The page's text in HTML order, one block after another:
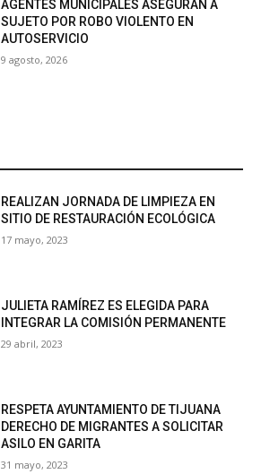
AGENTES MUNICIPALES ASEGURAN A
SUJETO POR ROBO VIOLENTO EN
AUTOSERVICIO
9 agosto, 2026
REALIZAN JORNADA DE LIMPIEZA EN
SITIO DE RESTAURACIÓN ECOLÓGICA
17 mayo, 2023
JULIETA RAMÍREZ ES ELEGIDA PARA
INTEGRAR LA COMISIÓN PERMANENTE
29 abril, 2023
RESPETA AYUNTAMIENTO DE TIJUANA
DERECHO DE MIGRANTES A SOLICITAR
ASILO EN GARITA
31 mayo, 2023